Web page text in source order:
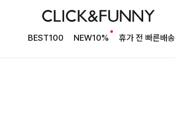
BEST100 NEW10% 휴가 전 빠른배송
군살 가려주는 롱 실루엣
필첸체크 스트링블라우스+플레어스커트SET